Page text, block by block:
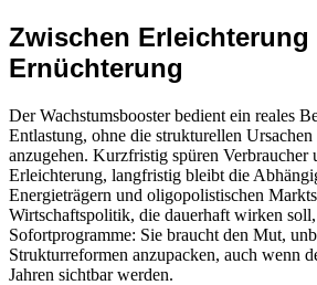
Zwischen Erleichterung
Ernüchterung
Der Wachstumsbooster bedient ein reales
Entlastung, ohne die strukturellen
anzugehen. Kurzfristig spüren Verbraucher
Erleichterung, langfristig bleibt die
Energieträgern und oligopolistischen
Wirtschaftspolitik, die dauerhaft wirken
Sofortprogramme: Sie braucht den Mut,
Strukturreformen anzupacken, auch wenn
Jahren sichtbar werden.